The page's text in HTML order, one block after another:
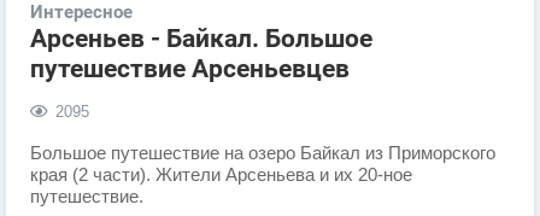
Интересное
Арсеньев - Байкал. Большое
путешествие Арсеньевцев
2095
Большое путешествие на озеро Байкал из Приморского
края (2 части). Жители Арсеньева и их 20-ное
путешествие.